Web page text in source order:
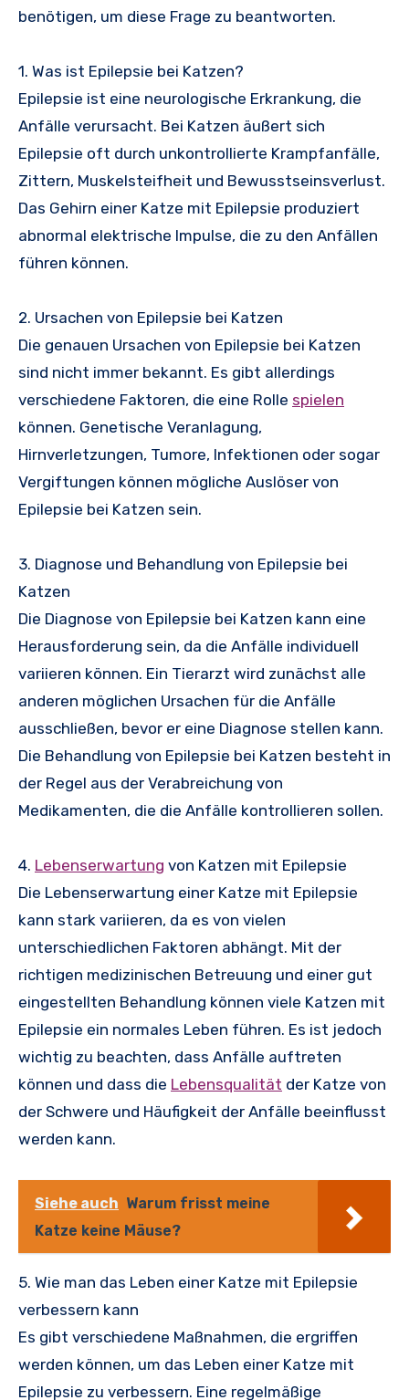
benötigen, um diese Frage zu beantworten.
1. Was ist Epilepsie bei Katzen?
Epilepsie ist eine neurologische Erkrankung, die
Anfälle verursacht. Bei Katzen äußert sich
Epilepsie oft durch unkontrollierte Krampfanfälle,
Zittern, Muskelsteifheit und Bewusstseinsverlust.
Das Gehirn einer Katze mit Epilepsie produziert
abnormal elektrische Impulse, die zu den Anfällen
führen können.
2. Ursachen von Epilepsie bei Katzen
Die genauen Ursachen von Epilepsie bei Katzen
sind nicht immer bekannt. Es gibt allerdings
verschiedene Faktoren, die eine Rolle spielen
können. Genetische Veranlagung,
Hirnverletzungen, Tumore, Infektionen oder sogar
Vergiftungen können mögliche Auslöser von
Epilepsie bei Katzen sein.
3. Diagnose und Behandlung von Epilepsie bei
Katzen
Die Diagnose von Epilepsie bei Katzen kann eine
Herausforderung sein, da die Anfälle individuell
variieren können. Ein Tierarzt wird zunächst alle
anderen möglichen Ursachen für die Anfälle
ausschließen, bevor er eine Diagnose stellen kann.
Die Behandlung von Epilepsie bei Katzen besteht in
der Regel aus der Verabreichung von
Medikamenten, die die Anfälle kontrollieren sollen.
4. Lebenserwartung von Katzen mit Epilepsie
Die Lebenserwartung einer Katze mit Epilepsie
kann stark variieren, da es von vielen
unterschiedlichen Faktoren abhängt. Mit der
richtigen medizinischen Betreuung und einer gut
eingestellten Behandlung können viele Katzen mit
Epilepsie ein normales Leben führen. Es ist jedoch
wichtig zu beachten, dass Anfälle auftreten
können und dass die Lebensqualität der Katze von
der Schwere und Häufigkeit der Anfälle beeinflusst
werden kann.
Siehe auch Warum frisst meine
Katze keine Mäuse?
5. Wie man das Leben einer Katze mit Epilepsie
verbessern kann
Es gibt verschiedene Maßnahmen, die ergriffen
werden können, um das Leben einer Katze mit
Epilepsie zu verbessern. Eine regelmäßige